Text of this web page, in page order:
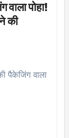
पोहा!
की